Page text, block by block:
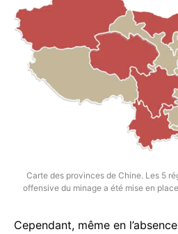
Carte des provinces de Chine. Les 5
offensive du minage a été mise en
Cependant, même en